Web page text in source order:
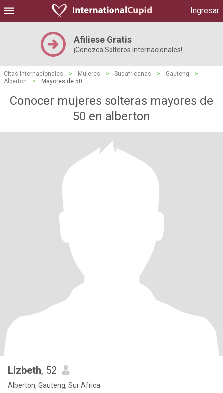
Ingresar
Afiliese Gratis
¡Conozca Solteros Internacionales!
Citas Internacionales > Mujeres > Sudafricanas > Gauteng
>
Alberton
> Mayores de 50
Conocer mujeres solteras mayores de
50 en alberton
Lizbeth, 52
Alberton, Gauteng, Sur Africa